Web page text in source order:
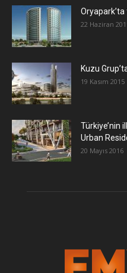
22 Haziran
​Kuzu
19 Kasım 2015
Türkiye’nin
Urban
20 Mayıs 2016